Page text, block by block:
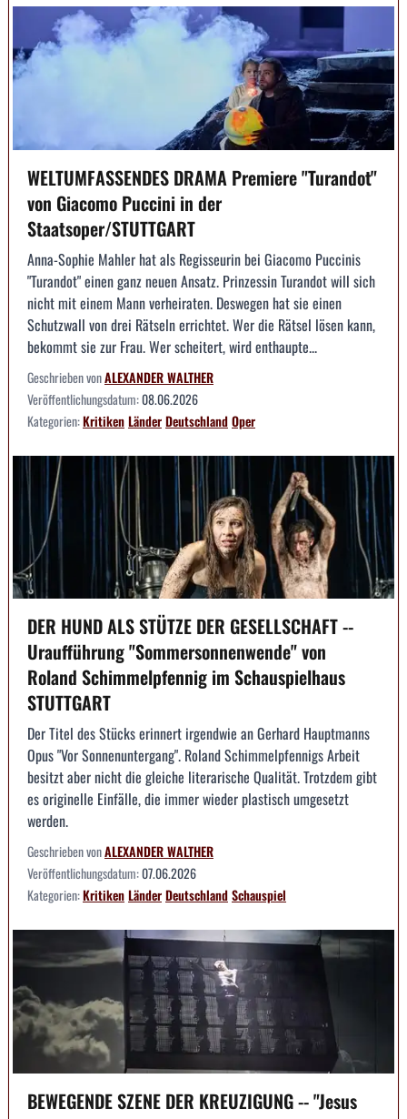
WELTUMFASSENDES DRAMA Premiere "Turandot"
von Giacomo Puccini in der
Staatsoper/STUTTGART
Anna-Sophie Mahler hat als Regisseurin bei Giacomo Puccinis
"Turandot" einen ganz neuen Ansatz. Prinzessin Turandot will sich
nicht mit einem Mann verheiraten. Deswegen hat sie einen
Schutzwall von drei Rätseln errichtet. Wer die Rätsel lösen kann,
bekommt sie zur Frau. Wer scheitert, wird enthaupte...
Geschrieben vonALEXANDER WALTHER
Veröffentlichungsdatum:08.06.2026
Kategorien:KritikenLänderDeutschlandOper
DER HUND ALS STÜTZE DER GESELLSCHAFT --
Uraufführung "Sommersonnenwende" von
Roland Schimmelpfennig im Schauspielhaus
STUTTGART
Der Titel des Stücks erinnert irgendwie an Gerhard Hauptmanns
Opus "Vor Sonnenuntergang". Roland Schimmelpfennigs Arbeit
besitzt aber nicht die gleiche literarische Qualität. Trotzdem gibt
es originelle Einfälle, die immer wieder plastisch umgesetzt
werden.
Geschrieben vonALEXANDER WALTHER
Veröffentlichungsdatum:07.06.2026
Kategorien:KritikenLänderDeutschlandSchauspiel
BEWEGENDE SZENE DER KREUZIGUNG -- "Jesus